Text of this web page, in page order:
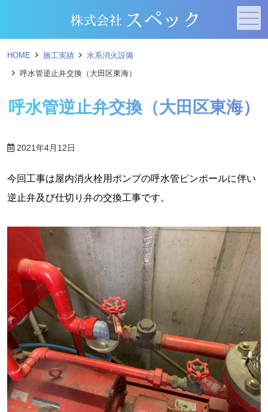
メニュー
HOME 施工実績
水系消火設備
呼水管逆止弁交換（大田区東海）
呼水管逆止弁交換（大田区東海）
2021年4月12日
今回工事は屋内消火栓用ポンプの呼水管ピンポールに伴い
逆止弁及び仕切り弁の交換工事です。